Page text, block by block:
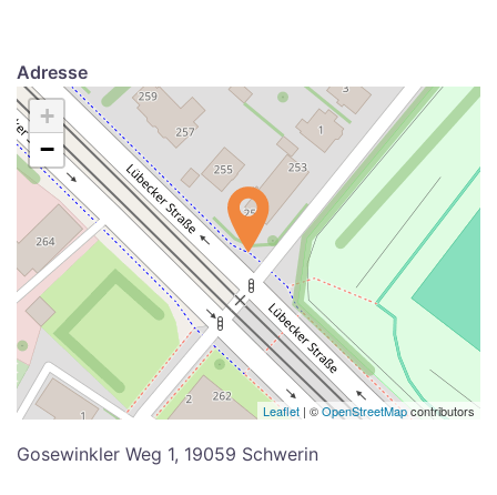
Adresse
+
−
Leaflet | ©OpenStreetMapcontributors
Gosewinkler Weg 1, 19059 Schwerin